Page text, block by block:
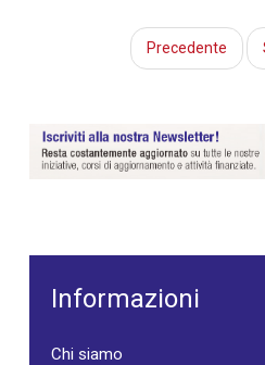
Precedente
Informazioni
Chi siamo